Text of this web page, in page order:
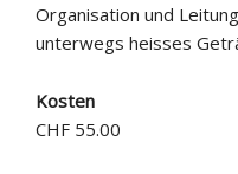
Organisation und
unterwegs heisses
Kosten
CHF 55.00